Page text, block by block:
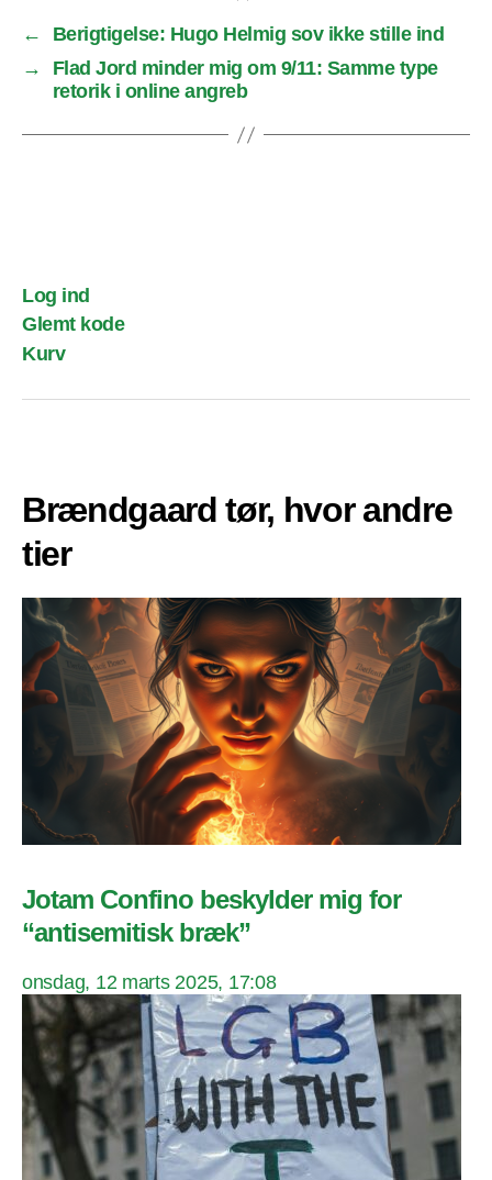
←
Berigtigelse: Hugo Helmig sov ikke stille ind
→
Flad Jord minder mig om 9/11: Samme type
retorik i online angreb
Log ind
Glemt kode
Kurv
Brændgaard tør, hvor andre
tier
Jotam Confino beskylder mig for
“antisemitisk bræk”
onsdag, 12 marts 2025, 17:08